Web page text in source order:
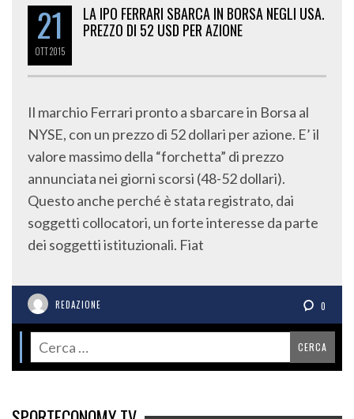
21
OTT2015
LA IPO FERRARI SBARCA IN BORSA NEGLI USA.
PREZZO DI 52 USD PER AZIONE
Il marchio Ferrari pronto a sbarcare in Borsa al
NYSE, con un prezzo di 52 dollari per azione. E’ il
valore massimo della “forchetta” di prezzo
annunciata nei giorni scorsi (48-52 dollari).
Questo anche perché è stata registrato, dai
soggetti collocatori, un forte interesse da parte
dei soggetti istituzionali. Fiat
REDAZIONE 0